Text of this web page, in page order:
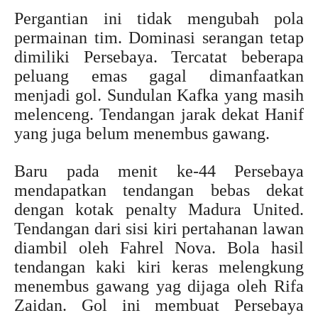
Pergantian ini tidak mengubah pola
permainan tim. Dominasi serangan tetap
dimiliki Persebaya. Tercatat beberapa
peluang emas gagal dimanfaatkan
menjadi gol. Sundulan Kafka yang masih
melenceng. Tendangan jarak dekat Hanif
yang juga belum menembus gawang.
Baru pada menit ke-44 Persebaya
mendapatkan tendangan bebas dekat
dengan kotak penalty Madura United.
Tendangan dari sisi kiri pertahanan lawan
diambil oleh Fahrel Nova. Bola hasil
tendangan kaki kiri keras melengkung
menembus gawang yag dijaga oleh Rifa
Zaidan. Gol ini membuat Persebaya